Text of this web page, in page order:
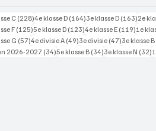
C (228)228 posts
4e klasse D (164)164 posts
3e klasse D (163)163
2e
F(125)125 posts
5e klasse D (123)123 posts
4e klasse E (119)119
1e
G (57)57 posts
4e divisie A (49)49 posts
3e divisie (47)47 posts
3e klasse B
2026-2027 (34)34 posts
5e klasse B (34)34 posts
3e klasse N (32)